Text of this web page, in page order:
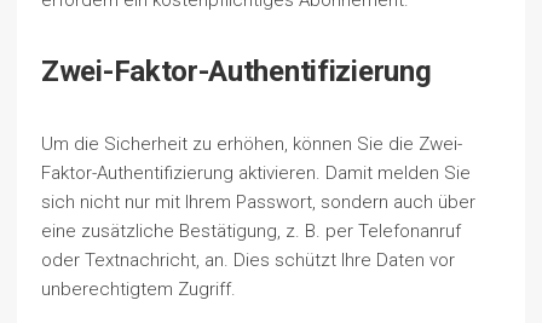
Zwei-Faktor-Authentifizierung
Um die Sicherheit zu erhöhen, können Sie die Zwei-
Faktor-Authentifizierung aktivieren. Damit melden Sie
sich nicht nur mit Ihrem Passwort, sondern auch über
eine zusätzliche Bestätigung, z. B. per Telefonanruf
oder Textnachricht, an. Dies schützt Ihre Daten vor
unberechtigtem Zugriff.